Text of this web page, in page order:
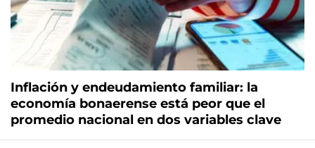
Inflación y endeudamiento familiar: la
economía bonaerense está peor que el
promedio nacional en dos variables clave